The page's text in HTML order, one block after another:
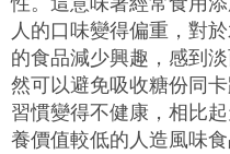
人的口味變得偏重，對
的食品減少興趣，感到
然可以避免吸收糖份同
習慣變得不健康，相比
養價值較低的人造風味食